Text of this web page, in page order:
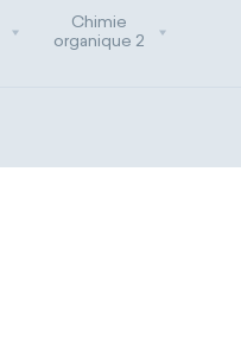
Chimie
organique 2